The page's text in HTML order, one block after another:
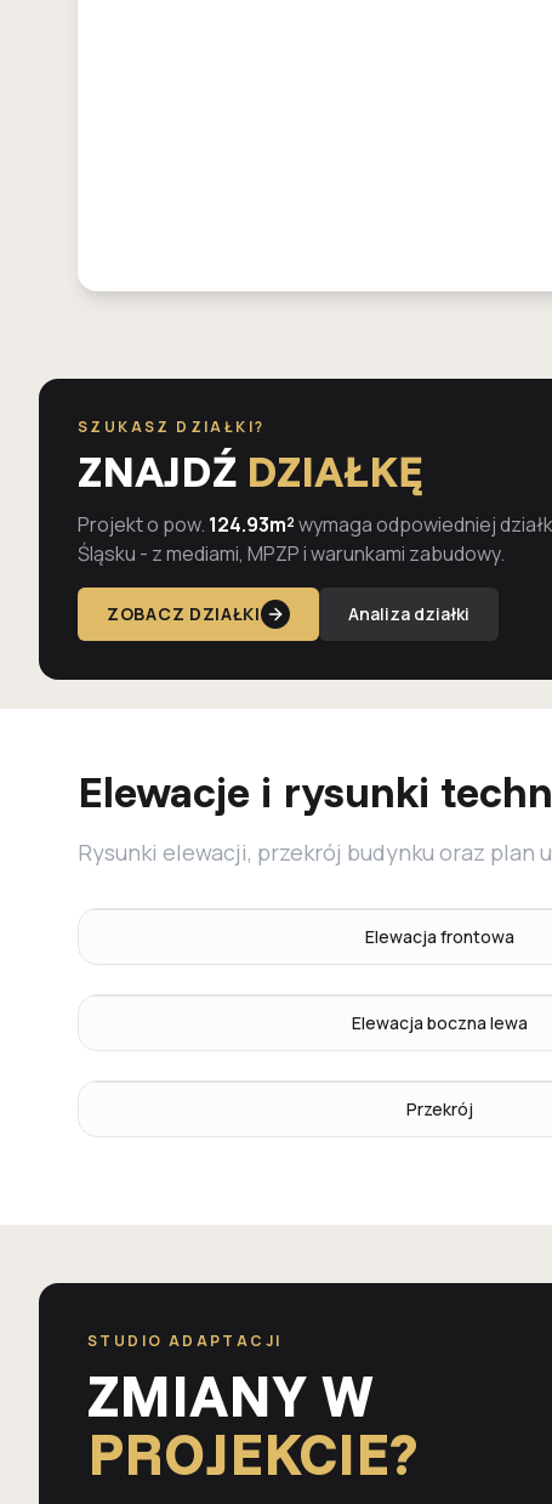
SZUKASZ DZIAŁKI?
ZNAJDŹ DZIAŁKĘ
Projekt o pow. 124.93m²wymaga odpowiedniej
Śląsku - z mediami, MPZP i warunkami zabudowy.
ZOBACZ DZIAŁKI Analiza działki
Elewacje i rysunki
Rysunki elewacji, przekrój budynku oraz plan
Elewacja frontowa
Elewacja boczna lewa
Przekrój
STUDIO ADAPTACJI
ZMIANY W
PROJEKCIE?